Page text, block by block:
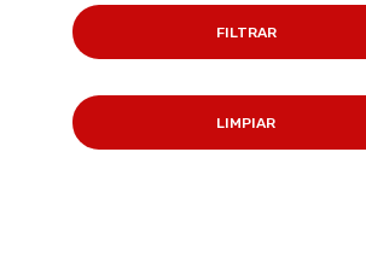
FILTRAR
LIMPIAR